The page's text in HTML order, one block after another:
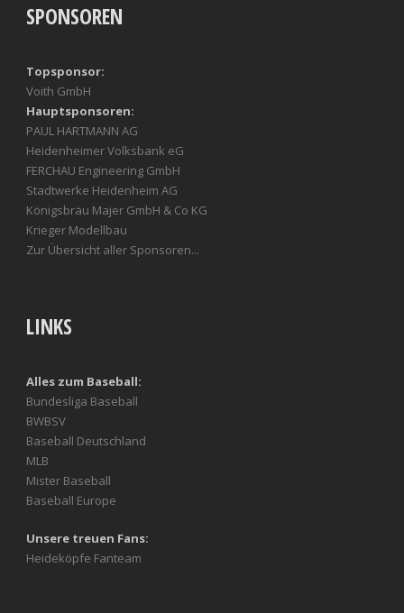
SPONSOREN
Topsponsor:
Voith GmbH
Hauptsponsoren:
PAUL HARTMANN AG
Heidenheimer Volksbank eG
FERCHAU Engineering GmbH
Stadtwerke Heidenheim AG
Königsbräu Majer GmbH & Co KG
Krieger Modellbau
Zur Übersicht aller Sponsoren...
LINKS
Alles zum Baseball:
Bundesliga Baseball
BWBSV
Baseball Deutschland
MLB
Mister Baseball
Baseball Europe
Unsere treuen Fans:
Heideköpfe Fanteam